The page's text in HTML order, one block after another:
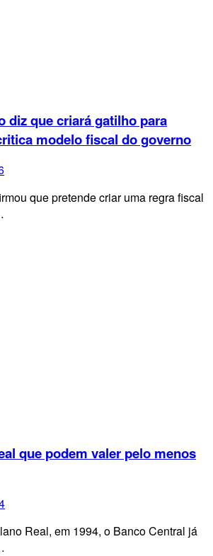
diz que criará gatilho para
modelo fiscal do governo
que pretende criar uma regra fiscal
que podem valer pelo menos
Real, em 1994, o Banco Central já